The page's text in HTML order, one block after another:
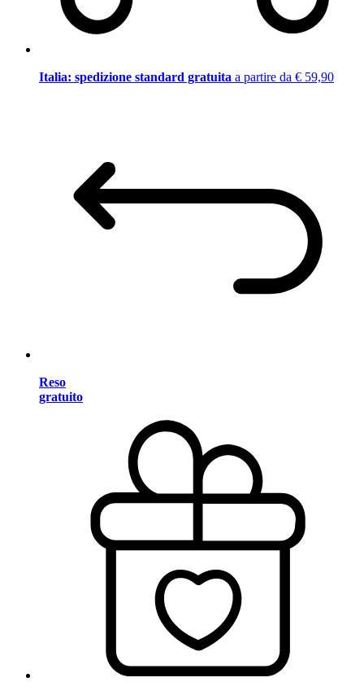
Italia: spedizione standard gratuita a partire da € 59,90
Reso
gratuito